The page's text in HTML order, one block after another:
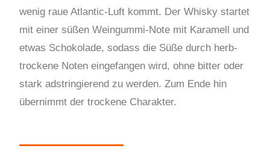
wenig raue Atlantic-Luft kommt. Der Whisky startet
mit einer süßen Weingummi-Note mit Karamell und
etwas Schokolade, sodass die Süße durch herb-
trockene Noten eingefangen wird, ohne bitter oder
stark adstringierend zu werden. Zum Ende hin
übernimmt der trockene Charakter.